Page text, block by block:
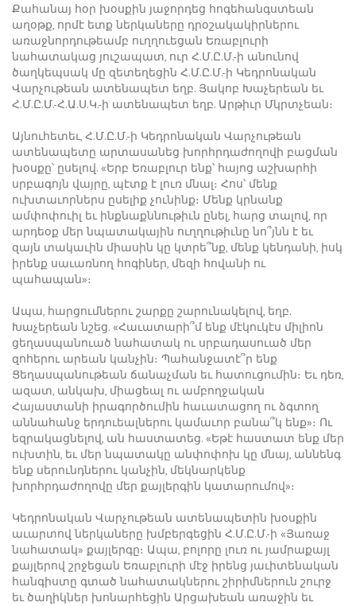
Քահանայ հօր խօսքին յաջորդեց հոգեհանգստեան
աղօթք, որմէ ետք ներկաները դրօշակակիրներու
առաջնորդութեամբ ուղղուեցան Եռաբլուրի
նահատակաց յուշապատ, ուր Հ.Մ.Ը.Մ.-ի անունով
ծաղկեպսակ մը զետեղեցին Հ.Մ.Ը.Մ.-ի Կեդրոնական
Վարչութեան ատենապետ եղբ. Յակոբ Խաչերեան եւ
Հ.Մ.Ը.Մ.-Հ.Ա.Ս.Կ.-ի ատենապետ եղբ. Արթիւր Մկրտչեան։
Այնուհետեւ, Հ.Մ.Ը.Մ.-ի Կեդրոնական Վարչութեան
ատենապետը արտասանեց խորհրդաժողովի բացման
խօսքը՝ ըսելով. «Երբ Եռաբլուր ենք՝ հայոց աշխարհի
սրբագոյն վայրը, պէտք է լուռ մնալ։ Հոս՝ մենք
ուխտաւորներս ըսելիք չունինք։ Մենք կրնանք
ամփոփուիլ եւ ինքնաքննութիւն ընել, հարց տալով, որ
արդեօք մեր նպատակային ուղղութիւնը նո՞յնն է եւ
զայն տակաւին միասին կը կտրե՞նք, մենք կենդանի, իսկ
իրենք սաւառնող հոգիներ, մեզի հովանի ու
պահապան»։
Ապա, հարցումներու շարքը շարունակելով, եղբ.
Խաչերեան նշեց. «Հաւատարի՞մ ենք մէկուկէս միլիոն
ցեղասպանուած նահատակ ու սրբադասուած մեր
զոհերու արեան կանչին։ Պահանջատէ՞ր ենք
Ցեղասպանութեան ճանաչման եւ հատուցումին։ Եւ դեռ,
ազատ, անկախ, միացեալ ու ամբողջական
Հայաստանի իրագործումին հաւատացող ու ձգտող
աննահանջ երդուեալներու կամաւոր բանա՞կ ենք»։ Ու
եզրակացնելով, ան հաստատեց. «Եթէ հաստատ ենք մեր
ուխտին, եւ մեր նպատակը անփոփոխ կը մնայ, աննենգ
ենք սերունդներու կանչին, մեկնարկենք
խորհրդաժողովը մեր քայլերգին կատարումով»։
Կեդրոնական Վարչութեան ատենապետին խօսքին
աւարտով ներկաները խմբերգեցին Հ.Մ.Ը.Մ.-ի «Յառաջ
նահատակ» քայլերգը։ Ապա, բոլորը լուռ ու յամրաքայլ
քայլերով շրջեցան Եռաբլուրի մէջ իրենց յաւիտենական
հանգիստը գտած նահատակներու շիրիմներուն շուրջ
եւ ծաղիկներ խոնարհեցին Արցախեան առաջին եւ